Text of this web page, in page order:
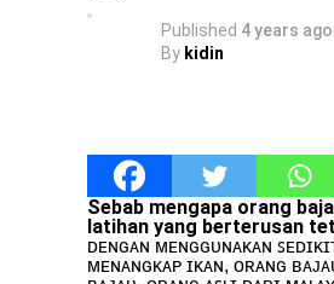
Published 4 years ago
By kidin
Sebab mengapa orang
latihan yang berterusan
ᴅᴇɴɢᴀɴ ᴍᴇɴɢɢᴜɴᴀᴋᴀɴ
ᴍᴇɴᴀɴɢᴋᴀᴘ ɪᴋᴀɴ, ᴏʀᴀɴɢ